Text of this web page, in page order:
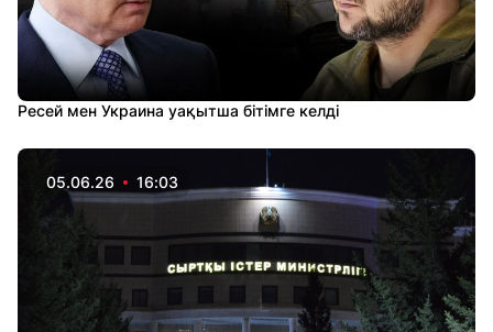
Ресей мен Украина уақытша бітімге келді
05.06.26 16:03